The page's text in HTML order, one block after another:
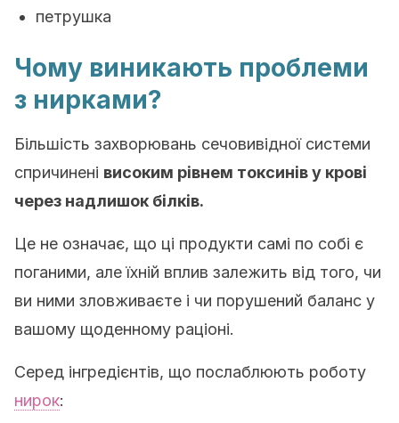
петрушка
Чому виникають проблеми
з нирками?
Більшість захворювань сечовивідної системи
спричинені високим рівнем токсинів у крові
через надлишок білків.
Це не означає, що ці продукти самі по собі є
поганими, але їхній вплив залежить від того, чи
ви ними зловживаєте і чи порушений баланс у
вашому щоденному раціоні.
Серед інгредієнтів, що послаблюють роботу
нирок: